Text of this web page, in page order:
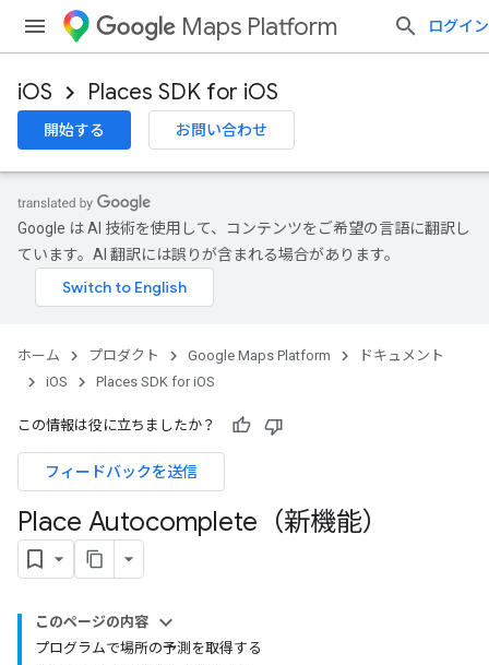
Maps Platform ログイン
iOS Places SDK for iOS
開始する お問い合わせ
Google は AI 技術を使用して、コンテンツをご希望の言語に翻訳し
ています。AI 翻訳には誤りが含まれる場合があります。
ホーム プロダクト Google Maps Platform
ドキュメント
iOS
Places SDK for iOS
この情報は役に立ちましたか？
フィードバックを送信
Place Autocomplete（新機能）
このページの内容
プログラムで場所の予測を取得する